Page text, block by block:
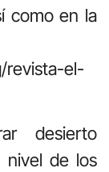
como en la
revista-el-
desierto
nivel de los